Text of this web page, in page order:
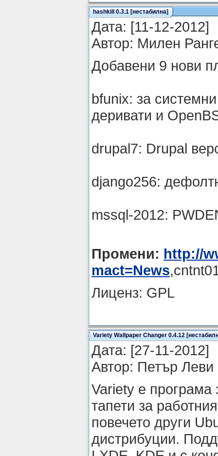
hashkill 0.3.1 [нестабилна]
Датa: [11-12-2012]
Автор: Милен
Добавени 9 нови
bfunix: за
деривати и
drupal7: Drupal
django256:
mssql-2012:
Промени: http://
mact=News
Лиценз: GPL
Variety Wallpaper Changer 0.4.12
Датa: [27-11-2012]
Автор: Петър Леви
Variety е програма
тaпети за
повечето други
дистрибуции.